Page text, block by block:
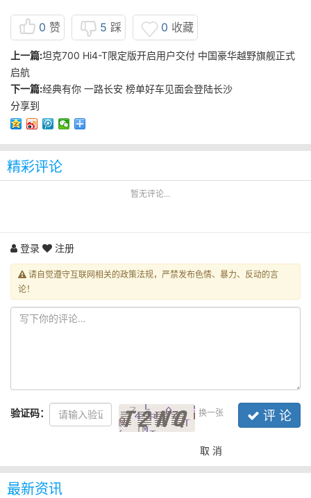
0 赞 5 踩 0 收藏
上一篇:坦克700 Hi4-T限定版开启用户交付 中国豪华越野旗舰正式
启航
下一篇:经典有你 一路长安 榜单好车见面会登陆长沙
分享到
精彩评论
暂无评论...
登录 注册
请自觉遵守互联网相关的政策法规，严禁发布色情、暴力、反动的言
论！
验证码： 换一张 评 论
取 消
最新资讯